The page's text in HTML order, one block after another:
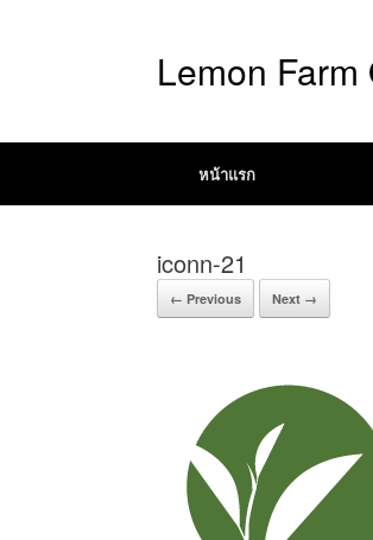
Lemon
หน้าแรก
iconn-21
← Previous Next →